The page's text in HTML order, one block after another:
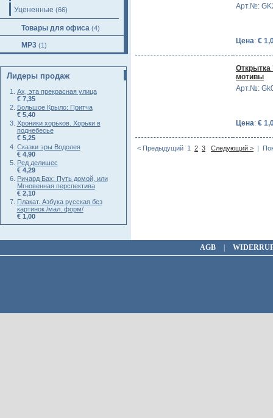
Уцененные (66)
Товары для офиса (4)
MP3 (1)
Лидеры продаж
Ах, эта прекрасная улица
€ 7,35
Большое Крыло: Притча
€ 5,40
Хроники хорьков. Хорьки в
поднебесье
€ 5,25
Сказки эры Водолея
€ 4,90
Ред делишес
€ 4,29
Ричард Бах: Путь домой, или
Мгновенная перспектива
€ 2,10
Плакат. Азбука русская без
картинок /мал. форм/
€ 1,00
Арт.№:
Цена: €
мотивы
Арт.№:
Цена: €
< Предыдущий 1 2 3 Следующий > |
AGB